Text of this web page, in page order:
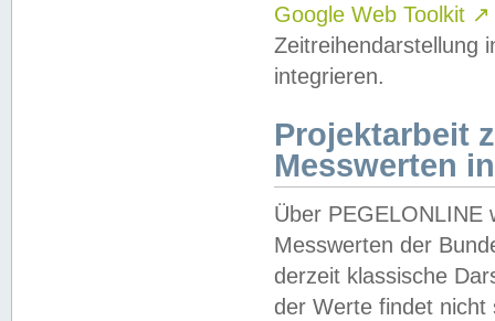
Google Web Toolkit ↗
Zeitreihendarstellung
integrieren.
Projektarbeit
Messwerten
Über PEGELONLINE
Messwerten der
derzeit klassische
der Werte findet